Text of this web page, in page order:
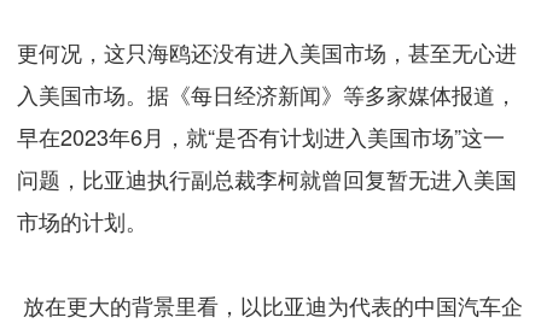
更何况，这只海鸥还没有进入美国市场，甚至无心进
入美国市场。据《每日经济新闻》等多家媒体报道，
早在2023年6月，就“是否有计划进入美国市场”这一
问题，比亚迪执行副总裁李柯就曾回复暂无进入美国
市场的计划。
放在更大的背景里看，以比亚迪为代表的中国汽车企